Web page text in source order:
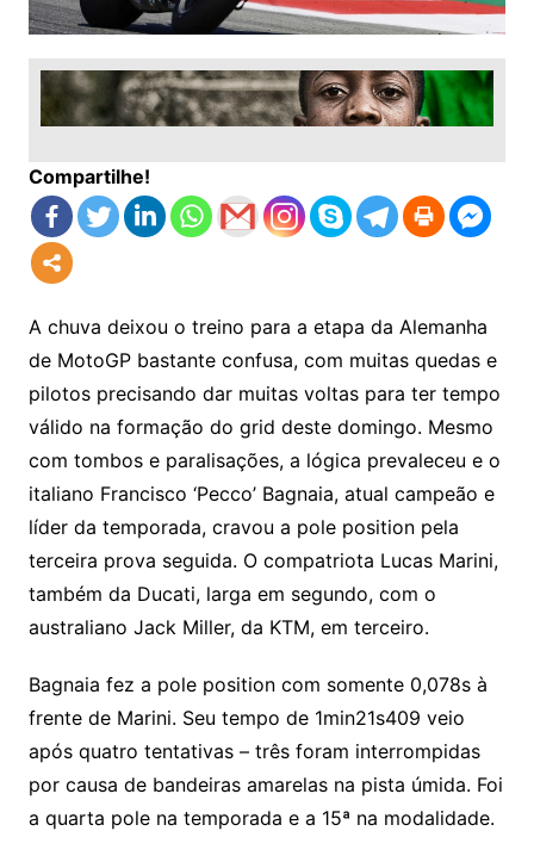
Compartilhe!
A chuva deixou o treino para a etapa da Alemanha
de MotoGP bastante confusa, com muitas quedas e
pilotos precisando dar muitas voltas para ter tempo
válido na formação do grid deste domingo. Mesmo
com tombos e paralisações, a lógica prevaleceu e o
italiano Francisco ‘Pecco’ Bagnaia, atual campeão e
líder da temporada, cravou a pole position pela
terceira prova seguida. O compatriota Lucas Marini,
também da Ducati, larga em segundo, com o
australiano Jack Miller, da KTM, em terceiro.
Bagnaia fez a pole position com somente 0,078s à
frente de Marini. Seu tempo de 1min21s409 veio
após quatro tentativas – três foram interrompidas
por causa de bandeiras amarelas na pista úmida. Foi
a quarta pole na temporada e a 15ª na modalidade.